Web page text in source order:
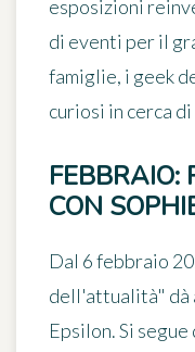
esposizioni
di eventi per il
famiglie, i geek
curiosi in cerca
FEBBRAIO:
CON
Dal 6 febbraio
dell'attualità" dà
Epsilon. Si